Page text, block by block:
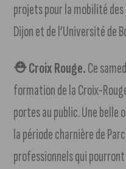
projets pour la mobilité des
Dijon et de l’Université de
⛑ Croix Rouge.Ce
formation de la Croix-
portes au public. Une belle
la période charnière de
professionnels qui